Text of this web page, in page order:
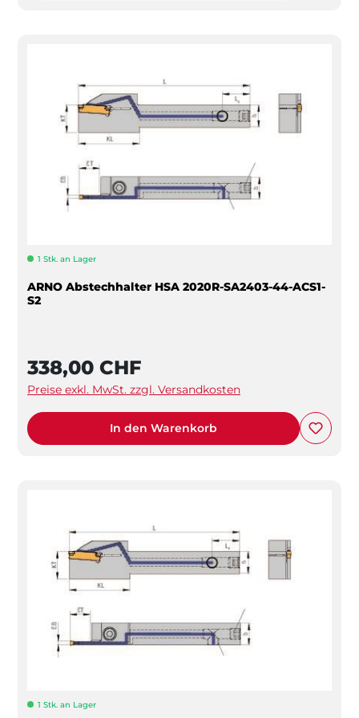
1 Stk. an Lager
ARNO Abstechhalter HSA 2020R-SA2403-44-ACS1-
S2
338,00 CHF
Preise exkl. MwSt. zzgl. Versandkosten
In den Warenkorb
1 Stk. an Lager